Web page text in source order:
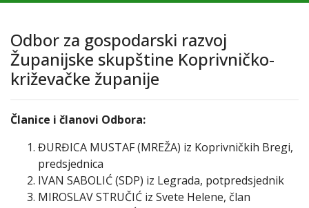
Odbor za gospodarski razvoj
Županijske skupštine Koprivničko-
križevačke županije
Članice i članovi Odbora:
ĐURĐICA MUSTAF (MREŽA) iz Koprivničkih Bregi,
predsjednica
IVAN SABOLIĆ (SDP) iz Legrada, potpredsjednik
MIROSLAV STRUČIĆ iz Svete Helene, član